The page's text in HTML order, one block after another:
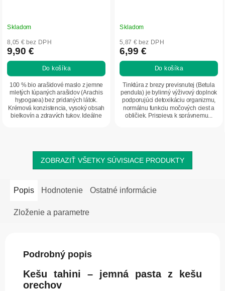
Skladom
8,05 € bez DPH
9,90 €
Do košíka
100 % bio arašidové maslo z jemne
mletých lúpaných arašidov (Arachis
hypogaea) bez pridaných látok.
Krémová konzistencia, vysoký obsah
bielkovín a zdravých tukov. Ideálne
Skladom
5,87 € bez DPH
6,99 €
Do košíka
Tinktúra z brezy previsnutej (Betula
pendula) je bylinný výživový doplnok
podporujúci detoxikáciu organizmu,
normálnu funkciu močových ciest a
obličiek. Prispieva k správnemu...
ZOBRAZIŤ VŠETKY SÚVISIACE PRODUKTY
Popis Hodnotenie Ostatné informácie
Zloženie a parametre
Podrobný popis
Kešu tahini – jemná pasta z kešu
orechov